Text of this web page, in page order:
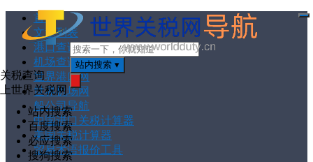
首页
文章列表
港口查询
机场查询
世界港口网
世界机场网
船公司导航
中国进口关税计算器
美国关税计算器
贸易术语报价工具
关税查询
上世界关税网
站内搜索 ▾
站内搜索
百度搜索
必应搜索
搜狗搜索
搜
索
打